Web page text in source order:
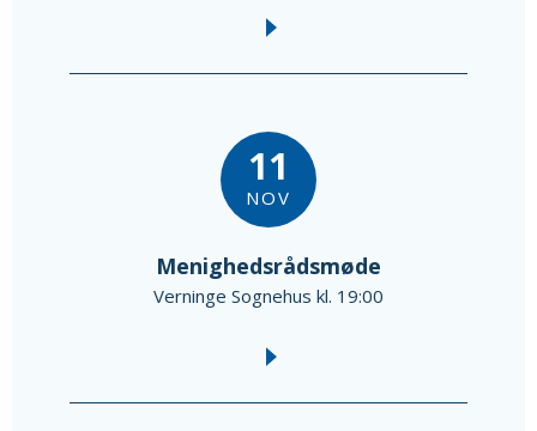
11
NOV
Menighedsrådsmøde
Verninge Sognehus kl. 19:00